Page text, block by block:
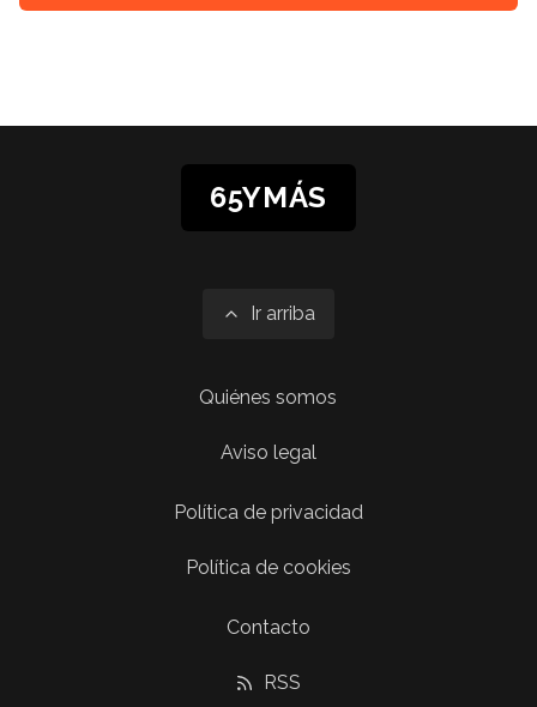
65YMÁS
Ir arriba
Quiénes somos
Aviso legal
Política de privacidad
Política de cookies
Contacto
RSS